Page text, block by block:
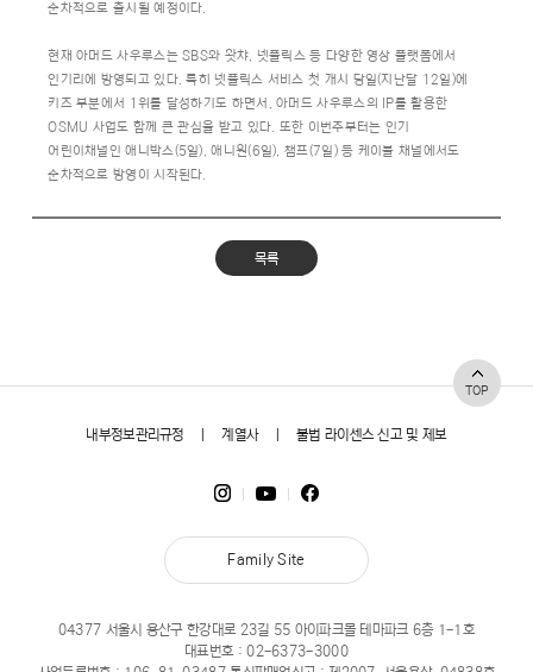
순차적으로 출시될 예정이다.
현재 아머드 사우루스는 SBS와 왓챠, 넷플릭스 등 다양한 영상 플랫폼에서
인기리에 방영되고 있다. 특히 넷플릭스 서비스 첫 개시 당일(지난달 12일)에
키즈 부분에서 1위를 달성하기도 하면서, 아머드 사우루스의 IP를 활용한
OSMU 사업도 함께 큰 관심을 받고 있다. 또한 이번주부터는 인기
어린이채널인 애니박스(5일), 애니원(6일), 챔프(7일) 등 케이블 채널에서도
순차적으로 방영이 시작된다.
목록
TOP
내부정보관리규정 |계열사|불법 라이센스 신고 및 제보
Family Site
04377 서울시 용산구 한강대로 23길 55 아이파크몰 테마파크 6층 1-1호
대표번호 :02-6373-3000